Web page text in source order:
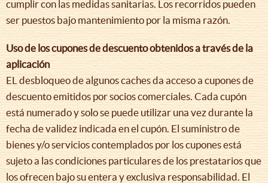
cumplir con las medidas sanitarias. Los recorridos pueden
ser puestos bajo mantenimiento por la misma razón.
Uso de los cupones de descuento obtenidos a través de la
aplicación
EL desbloqueo de algunos caches da acceso a cupones de
descuento emitidos por socios comerciales. Cada cupón
está numerado y solo se puede utilizar una vez durante la
fecha de validez indicada en el cupón. El suministro de
bienes y/o servicios contemplados por los cupones está
sujeto a las condiciones particulares de los prestatarios que
los ofrecen bajo su entera y exclusiva responsabilidad. El